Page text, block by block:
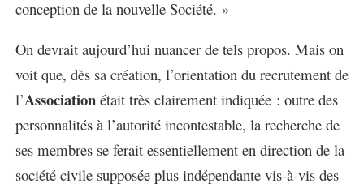
conception de la nouvelle Société. »
On devrait aujourd’hui nuancer de tels propos. Mais on
voit que, dès sa création, l’orientation du recrutement de
l’Associationétait très clairement indiquée : outre des
personnalités à l’autorité incontestable, la recherche de
ses membres se ferait essentiellement en direction de la
société civile supposée plus indépendante vis-à-vis des